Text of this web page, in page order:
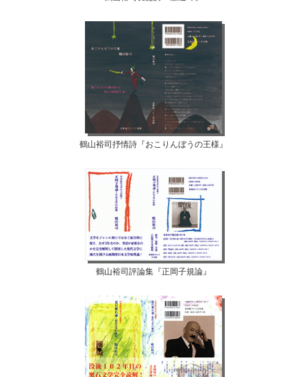
鶴山裕司抒情詩『おこりんぼうの王様』
鶴山裕司評論集『正岡子規論』